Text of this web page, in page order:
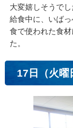
大変嬉しそうでし
給食中に、いば
食で使われた食
た。
17日（火